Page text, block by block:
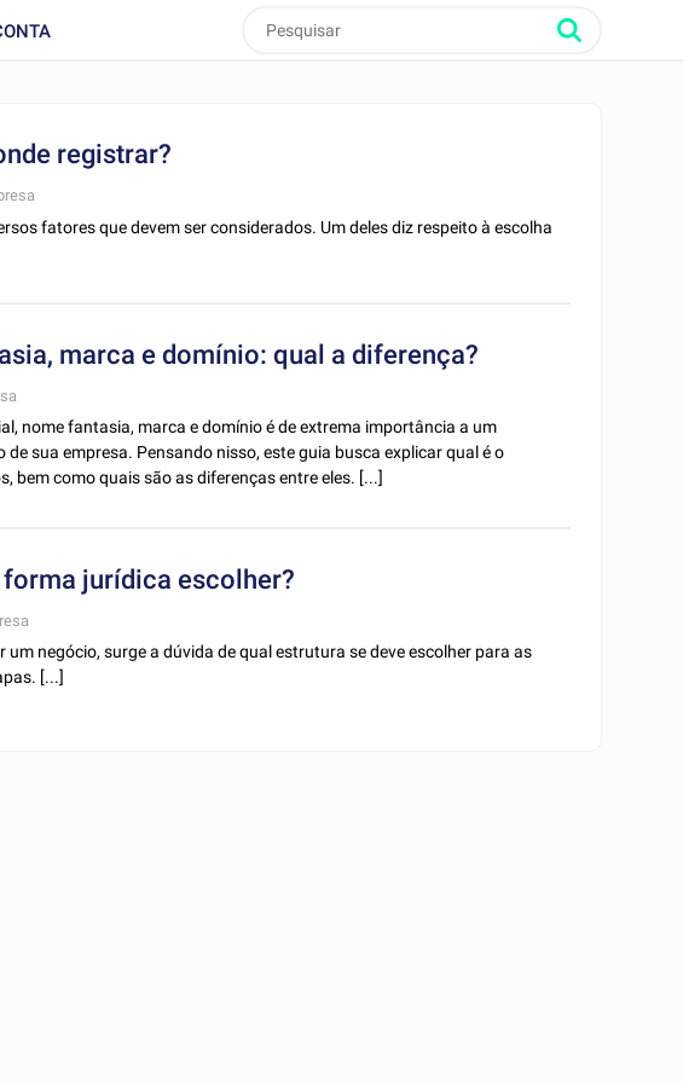
registrar?
fatores que devem ser considerados. Um deles diz respeito à escolha
marca e domínio: qual a diferença?
nome fantasia, marca e domínio é de extrema importância a um
sua empresa. Pensando nisso, este guia busca explicar qual é o
bem como quais são as diferenças entre eles. [...]
jurídica escolher?
negócio, surge a dúvida de qual estrutura se deve escolher para as
[...]